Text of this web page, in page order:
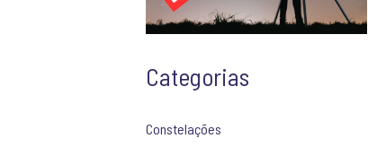
Categorias
Constelações